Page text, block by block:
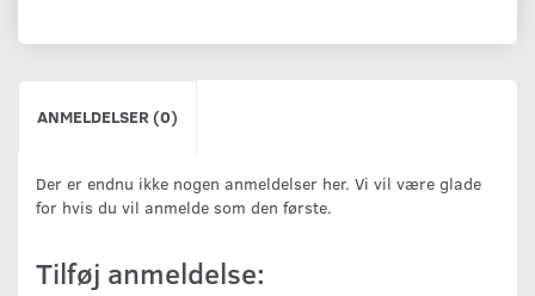
ANMELDELSER (0)
Der er endnu ikke nogen anmeldelser her. Vi vil være glade
for hvis du vil anmelde som den første.
Tilføj anmeldelse: